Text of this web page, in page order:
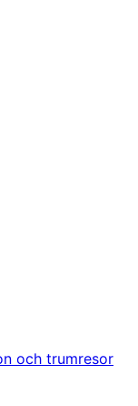
och trumresor